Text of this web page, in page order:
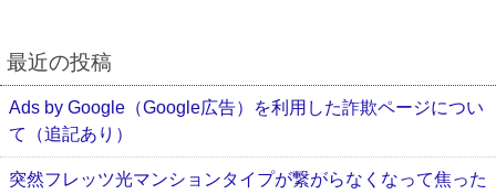
最近の投稿
Ads by Google（Google広告）を利用した詐欺ページについ
て（追記あり）
突然フレッツ光マンションタイプが繋がらなくなって焦った